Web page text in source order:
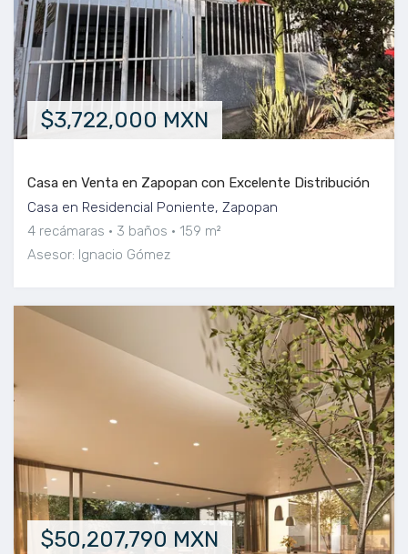
$3,722,000 MXN
Casa en Venta en Zapopan con Excelente Distribución
Casa en Residencial Poniente, Zapopan
4 recámaras
3 baños
159 m²
Asesor: Ignacio Gómez
$50,207,790 MXN